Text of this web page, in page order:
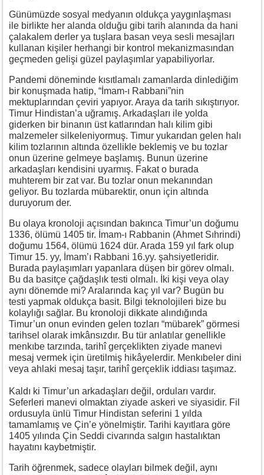
Günümüzde sosyal medyanın oldukça yaygınlaşması
ile birlikte her alanda olduğu gibi tarih alanında da hani
çalakalem derler ya tuşlara basan veya sesli mesajları
kullanan kişiler herhangi bir kontrol mekanizmasından
geçmeden gelişi güzel paylaşımlar yapabiliyorlar.
Pandemi döneminde kısıtlamalı zamanlarda dinlediğim
bir konuşmada hatip, “İmam-ı Rabbani”nin
mektuplarından çeviri yapıyor. Araya da tarih sıkıştırıyor.
Timur Hindistan’a uğramış. Arkadaşları ile yolda
giderken bir binanın üst katlarından halı kilim gibi
malzemeler silkeleniyormuş. Timur yukarıdan gelen halı
kilim tozlarının altında özellikle beklemiş ve bu tozlar
onun üzerine gelmeye başlamış. Bunun üzerine
arkadaşları kendisini uyarmış. Fakat o burada
muhterem bir zat var. Bu tozlar onun mekanından
geliyor. Bu tozlarda mübarektir, onun için altında
duruyorum der.
Bu olaya kronoloji açısından bakınca Timur’un doğumu
1336, ölümü 1405 tir. İmam-ı Rabbanin (Ahmet Sıhrindi)
doğumu 1564, ölümü 1624 dür. Arada 159 yıl fark olup
Timur 15. yy, İmam’ı Rabbani 16.yy. şahsiyetleridir.
Burada paylaşımları yapanlara düşen bir görev olmalı.
Bu da basitçe çağdaşlık testi olmalı. İki kişi veya olay
aynı dönemde mi? Aralarında kaç yıl var? Bugün bu
testi yapmak oldukça basit. Bilgi teknolojileri bize bu
kolaylığı sağlar. Bu kronoloji dikkate alındığında
Timur’un onun evinden gelen tozları “mübarek” görmesi
tarihsel olarak imkânsızdır. Bu tür anlatılar genellikle
menkıbe tarzında, tarihî gerçeklikten ziyade manevi
mesaj vermek için üretilmiş hikâyelerdir. Menkıbeler dini
veya ahlaki mesaj taşır, tarihî gerçeklik iddiası taşımaz.
Kaldı ki Timur’un arkadaşları değil, orduları vardır.
Seferleri manevi olmaktan ziyade askeri ve siyasidir. Fil
ordusuyla ünlü Timur Hindistan seferini 1 yılda
tamamlamış ve Çin’e yönelmiştir. Tarihi kayıtlara göre
1405 yılında Çin Seddi civarında salgın hastalıktan
hayatını kaybetmiştir.
Tarih öğrenmek, sadece olayları bilmek değil, aynı